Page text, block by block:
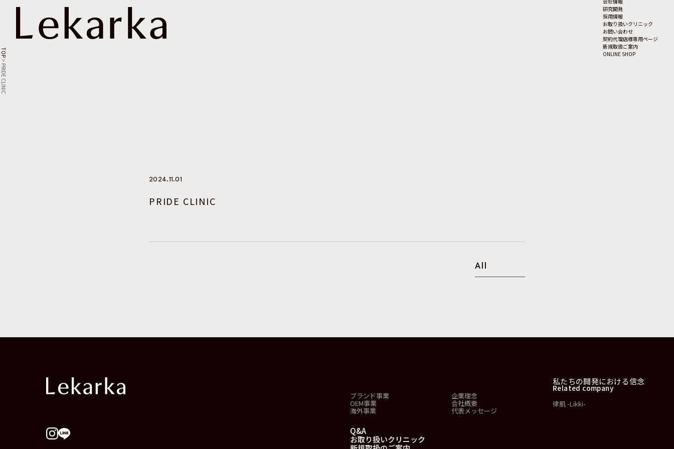
研究開発
採用情報
お取り扱いクリニック
お問い合わせ
契約代理店様専用ページ
新規取扱ご案内
ONLINE SHOP
TOP
>
PRIDE CLINIC
2024.11.01
PRIDE CLINIC
All
ブランド事業
OEM事業
海外事業
企業理念
会社概要
代表メッセージ
私たちの開発における信念
Related company
律肌 -Likki-
Q&A
お取り扱いクリニック